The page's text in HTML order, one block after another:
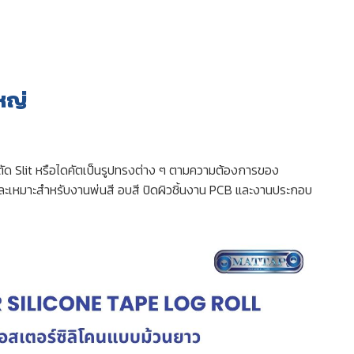
ญ่
Slit หรือไดคัตเป็นรูปทรงต่าง ๆ ตามความต้องการของ
หมาะสำหรับงานพ่นสี อบสี ปิดผิวชิ้นงาน PCB และงานประกอบ